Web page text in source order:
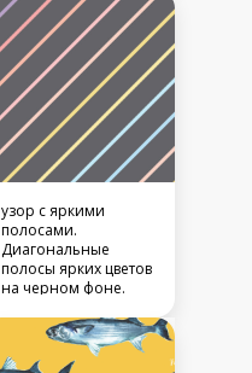
узор с яркими
полосами.
Диагональные
полосы ярких цветов
на черном фоне.